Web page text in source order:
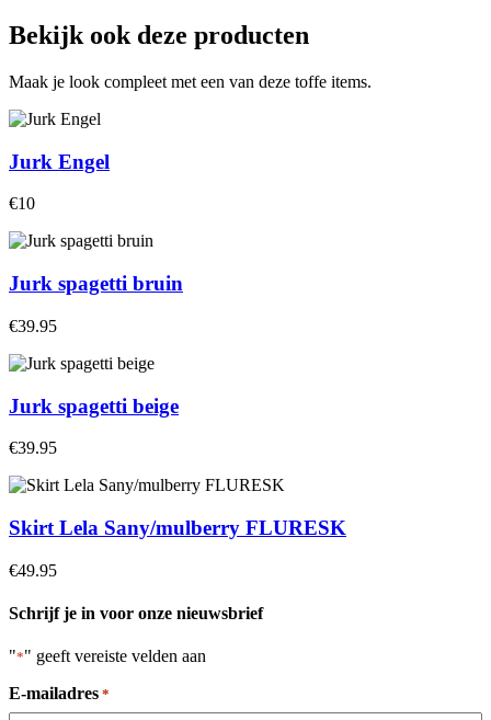
Bekijk ook deze producten
Maak je look compleet met een van deze toffe items.
Jurk Engel
€10
Jurk spagetti bruin
€39.95
Jurk spagetti beige
€39.95
Skirt Lela Sany/mulberry FLURESK
€49.95
Schrijf je in voor onze nieuwsbrief
"*" geeft vereiste velden aan
E-mailadres *